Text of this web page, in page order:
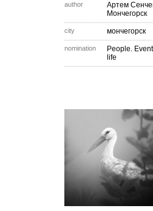
author
Артем
Мончегорск
city мончегорск
nomination
People.
life